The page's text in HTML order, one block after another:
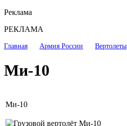
Реклама
РЕКЛАМА
Главная Армия России Вертолеты
Ми-10
Ми-10